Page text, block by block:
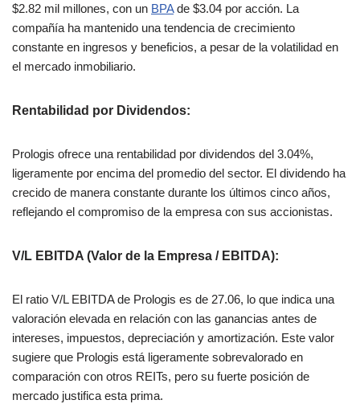
$2.82 mil millones, con un BPAde $3.04 por acción. La
compañía ha mantenido una tendencia de crecimiento
constante en ingresos y beneficios, a pesar de la volatilidad en
el mercado inmobiliario​.
Rentabilidad por Dividendos:
Prologis ofrece una rentabilidad por dividendos del 3.04%,
ligeramente por encima del promedio del sector. El dividendo ha
crecido de manera constante durante los últimos cinco años,
reflejando el compromiso de la empresa con sus accionistas​.
V/L EBITDA (Valor de la Empresa / EBITDA):
El ratio V/L EBITDA de Prologis es de 27.06, lo que indica una
valoración elevada en relación con las ganancias antes de
intereses, impuestos, depreciación y amortización. Este valor
sugiere que Prologis está ligeramente sobrevalorado en
comparación con otros REITs, pero su fuerte posición de
mercado justifica esta prima​.